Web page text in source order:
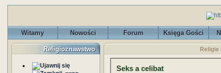
Witamy Nowości Forum Księga Gości
Religioznawstwo
Seks a celibat